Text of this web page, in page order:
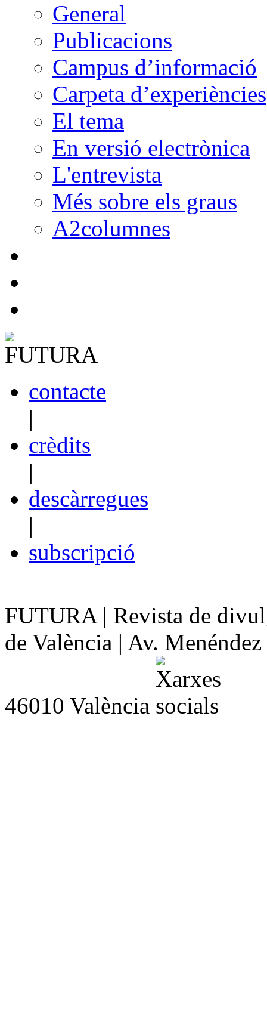
General
Publicacions
Campus d’informació
Carpeta d’experiències
El tema
En versió electrònica
L'entrevista
Més sobre els graus
A2columnes
contacte
|
crèdits
|
descàrregues
|
subscripció
FUTURA | Revista de
de València | Av.
46010 València